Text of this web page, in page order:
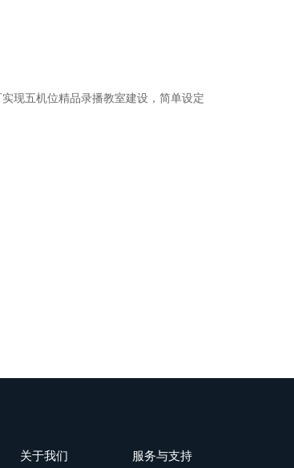
现五机位精品录播教室建设，简单设定
关于我们 服务与支持